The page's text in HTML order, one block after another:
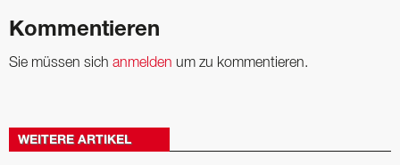
Kommentieren
Sie müssen sich anmelden um zu kommentieren.
WEITERE ARTIKEL